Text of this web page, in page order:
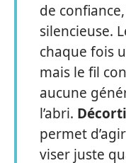
de
silencieuse.
chaque fois
mais le fil
aucune
l’abri.
permet
viser juste